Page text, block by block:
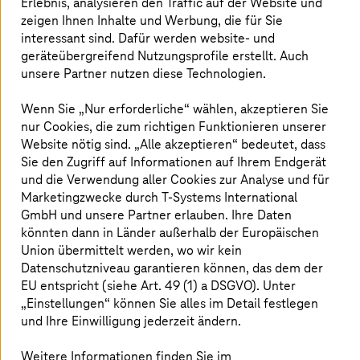
Mit M.A.R.S. vonT-Systems historisieren Sie Daten aus
postproduktiven SAP- und Non-SAP-Systemen auf eine
zentrale Cloud-Plattform. Ein Analysetool deckt auf, wie
viele und welche Daten wo im Unternehmen zum Einsatz
und -silos wegfallen oder Sie migrieren müssen. Die
Historisierung verringert Kosten für den Betrieb und die
weiterhin notwendigen System und Sicherheitsupdates.
Ihre Daten sind unveränderbar, rechtssicher und EU-
DSGVO-konform aufbewahrt. Die Historisierung ist
effizient und erfüllt auch Spezifika der DACH-Region wie
GoBD in Deutschland, das Obligationsrecht in der
Schweiz sowie die Bundesabgabenordnung in Österreich.
Daten historisieren und den Zugriff
sichern
zeigen Ihnen Inhalte und Werbung, die für Sie
interessant sind. Dafür werden website- und
geräteübergreifend Nutzungsprofile erstellt. Auch
unsere Partner nutzen diese Technologien.
Wenn Sie „Nur erforderliche“ wählen, akzeptieren Sie
nur Cookies, die zum richtigen Funktionieren unserer
Website nötig sind. „Alle akzeptieren“ bedeutet, dass
Sie den Zugriff auf Informationen auf Ihrem Endgerät
und die Verwendung aller Cookies zur Analyse und für
Marketingzwecke durchT-Systems International
GmbH und unsere Partner erlauben. Ihre Daten
könnten dann in Länder außerhalb der Europäischen
Union übermittelt werden, wo wir kein
Datenschutzniveau garantieren können, das dem der
EU entspricht (siehe Art. 49 (1) a DSGVO). Unter
„Einstellungen“ können Sie alles im Detail festlegen
und Ihre Einwilligung jederzeit ändern.
Weitere Informationen finden Sie im